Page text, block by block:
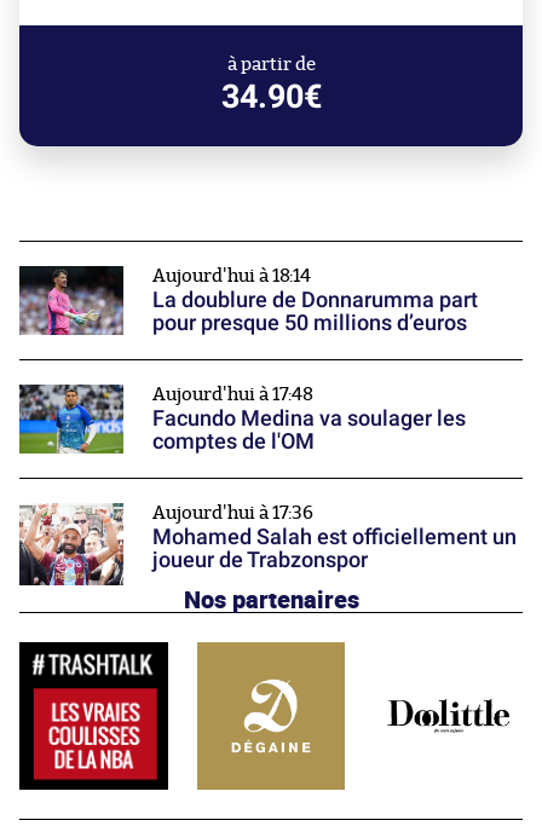
à partir de
34.90€
Aujourd'hui à 18:14
La doublure de Donnarumma part
pour presque 50 millions d’euros
Aujourd'hui à 17:48
Facundo Medina va soulager les
comptes de l'OM
Aujourd'hui à 17:36
Mohamed Salah est officiellement un
joueur de Trabzonspor
Nos partenaires